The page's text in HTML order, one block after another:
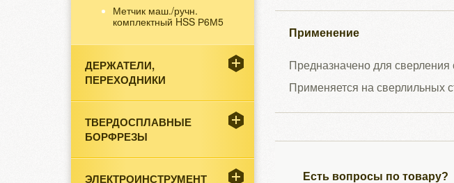
Метчик маш./ручн.
комплектный HSS Р6М5
ДЕРЖАТЕЛИ,
ПЕРЕХОДНИКИ
ТВЕРДОСПЛАВНЫЕ
БОРФРЕЗЫ
ЭЛЕКТРОИНСТРУМЕНТ
Применение
Предназначено для сверления
Применяется на сверлильных
Есть вопросы по товару?